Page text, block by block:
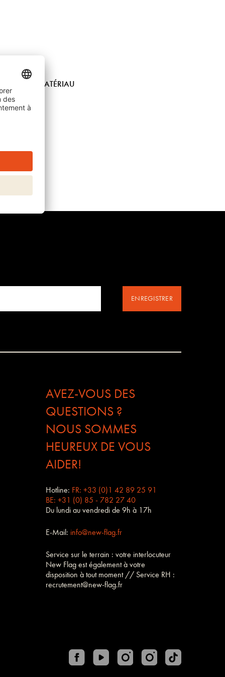
DU MATÉRIAU
ENREGISTRER
AVEZ-VOUS DES
QUESTIONS ?
NOUS SOMMES
HEUREUX DE VOUS
AIDER!
Hotline: FR: +33 (0)1 42 89 25 91
BE: +31 (0) 85 - 782 27 40
Du lundi au vendredi de 9h à 17h
E-Mail: info@new-flag.fr
Service sur le terrain : votre interlocuteur
New Flag est également à votre
disposition à tout moment // Service RH :
recrutement@new-flag.fr